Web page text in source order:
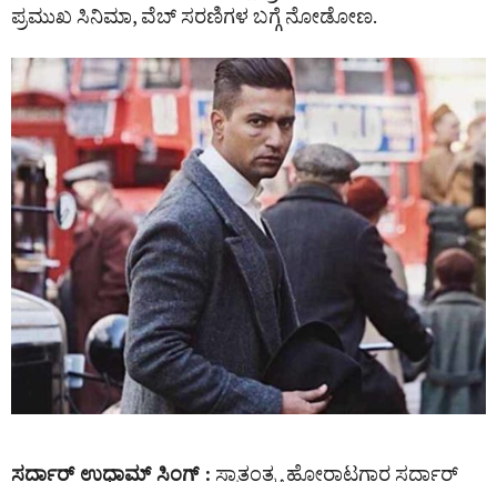
ಪ್ರಮುಖ ಸಿನಿಮಾ, ವೆಬ್‌ ಸರಣಿಗಳ ಬಗ್ಗೆ ನೋಡೋಣ.
ಸರ್ದಾರ್ ಉಧಾಮ್ ಸಿಂಗ್ : ಸ್ವಾತಂತ್ರ್ಯ ಹೋರಾಟಗಾರ ಸರ್ದಾರ್